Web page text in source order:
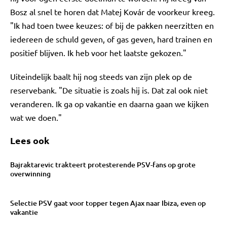
Bosz al snel te horen dat Matej Kovár de voorkeur kreeg.
"Ik had toen twee keuzes: of bij de pakken neerzitten en
iedereen de schuld geven, of gas geven, hard trainen en
positief blijven. Ik heb voor het laatste gekozen."
Uiteindelijk baalt hij nog steeds van zijn plek op de
reservebank. "De situatie is zoals hij is. Dat zal ook niet
veranderen. Ik ga op vakantie en daarna gaan we kijken
wat we doen."
Lees ook
Bajraktarevic trakteert protesterende PSV-fans op grote
overwinning
Selectie PSV gaat voor topper tegen Ajax naar Ibiza, even op
vakantie